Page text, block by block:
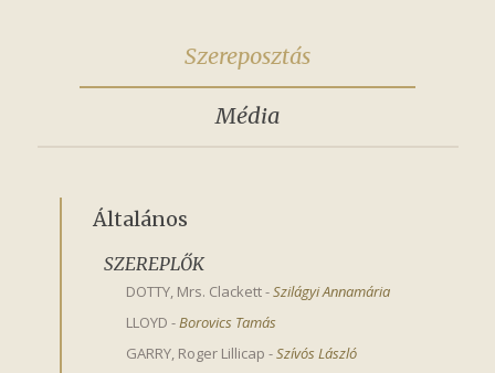
Szereposztás
Média
Általános
SZEREPLŐK
DOTTY, Mrs. Clackett-Szilágyi Annamária
LLOYD -Borovics Tamás
GARRY, Roger Lillicap -Szívós László